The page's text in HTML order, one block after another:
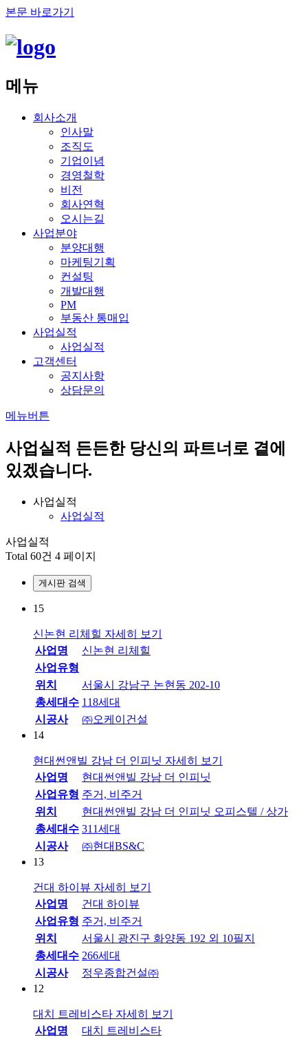
본문 바로가기
메뉴
회사소개
인사말
조직도
기업이념
경영철학
비전
회사연혁
오시는길
사업분야
분양대행
마케팅기획
컨설팅
개발대행
PM
부동산 통매입
사업실적
사업실적
고객센터
공지사항
상담문의
메뉴버튼
사업실적 든든한 당신의 파트너로 곁에
있겠습니다.
사업실적
사업실적
사업실적
Total 60건 4 페이지
게시판 검색
15
신논현 리체힐 자세히 보기
사업명
신논현 리체힐
사업유형
위치
서울시 강남구 논현동 202-10
총세대수 118세대
시공사
㈜오케이건설
14
현대썬앤빌 강남 더 인피닛 자세히 보기
사업명
현대썬앤빌 강남 더 인피닛
사업유형 주거, 비주거
위치
현대썬앤빌 강남 더 인피닛 오피스텔 / 상가
총세대수 311세대
시공사
㈜현대BS&C
13
건대 하이뷰 자세히 보기
사업명
건대 하이뷰
사업유형 주거, 비주거
위치
서울시 광진구 화양동 192 외 10필지
총세대수 266세대
시공사
정우종합건설㈜
12
대치 트레비스타 자세히 보기
사업명
대치 트레비스타